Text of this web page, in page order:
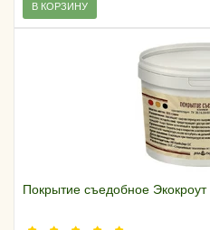
В КОРЗИНУ
Покрытие съедобное